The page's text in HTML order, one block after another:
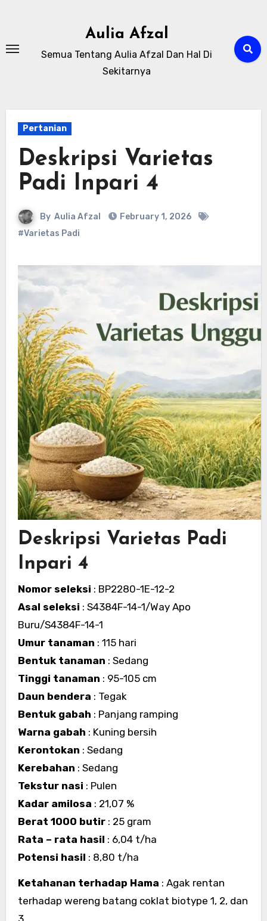
Aulia Afzal
Semua Tentang Aulia Afzal Dan Hal Di
Sekitarnya
Pertanian
Deskripsi Varietas
Padi Inpari 4
By Aulia Afzal
February 1, 2026
#Varietas Padi
Deskripsi Varietas Padi
Inpari 4
Nomor seleksi : BP2280-1E-12-2
Asal seleksi : S4384F-14-1/Way Apo
Buru/S4384F-14-1
Umur tanaman : 115 hari
Bentuk tanaman : Sedang
Tinggi tanaman : 95-105 cm
Daun bendera : Tegak
Bentuk gabah : Panjang ramping
Warna gabah : Kuning bersih
Kerontokan : Sedang
Kerebahan : Sedang
Tekstur nasi : Pulen
Kadar amilosa : 21,07 %
Berat 1000 butir: 25 gram
Rata – rata hasil : 6,04 t/ha
Potensi hasil : 8,80 t/ha
Ketahanan terhadap Hama : Agak rentan
terhadap wereng batang coklat biotype 1, 2, dan
3